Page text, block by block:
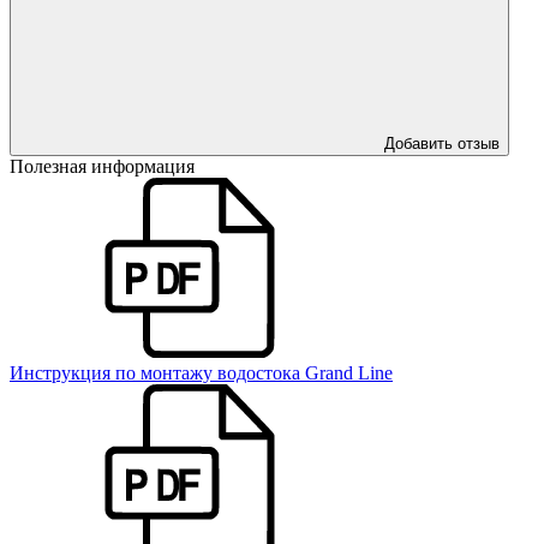
Добавить отзыв
Полезная информация
Инструкция по монтажу водостока Grand Line